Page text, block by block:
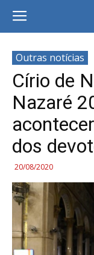
Outras notícias
Círio de
Nazaré
dos
20/08/2020